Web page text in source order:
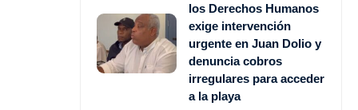
los Derechos Humanos
exige intervención
urgente en Juan Dolio y
denuncia cobros
irregulares para acceder
a la playa